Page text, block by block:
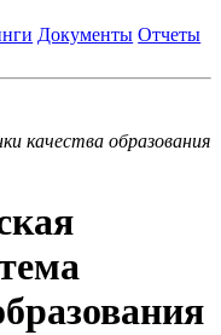
Документы Отчеты
качества образования